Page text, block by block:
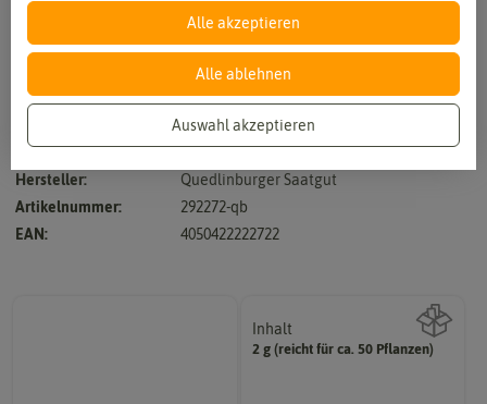
Vergrößern durch berühren
sehr große Blüten in hellblau, herzförmige Blätter, 2 - 3 m hoch
Hersteller:
Quedlinburger Saatgut
Artikelnummer:
292272-qb
EAN:
4050422222722
Inhalt
2 g (reicht für ca. 50 Pflanzen)
Wie viel ist enthalten
Alle akzeptieren
Alle ablehnen
Auswahl akzeptieren